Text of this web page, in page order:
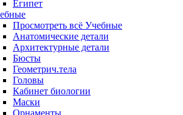
Египет
Просмотреть всё Учебные
Анатомические детали
Архитектурные детали
Бюсты
Геометрич.тела
Головы
Кабинет биологии
Маски
Орнаменты